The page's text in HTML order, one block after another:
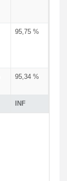
INF
95,75 %
95,34 %